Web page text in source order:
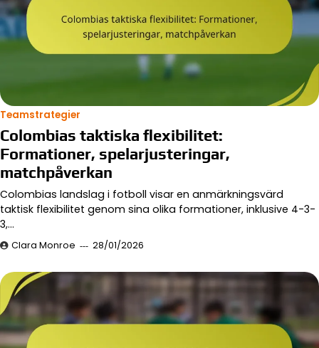
Teamstrategier
Colombias taktiska flexibilitet:
Formationer, spelarjusteringar,
matchpåverkan
Colombias landslag i fotboll visar en anmärkningsvärd
taktisk flexibilitet genom sina olika formationer, inklusive 4-3-
3,…
Clara Monroe 28/01/2026